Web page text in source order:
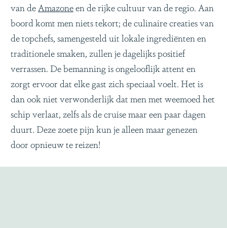
van de Amazoneen de rijke cultuur van de regio. Aan
boord komt men niets tekort; de culinaire creaties van
de topchefs, samengesteld uit lokale ingrediënten en
traditionele smaken, zullen je dagelijks positief
verrassen. De bemanning is ongelooflijk attent en
zorgt ervoor dat elke gast zich speciaal voelt. Het is
dan ook niet verwonderlijk dat men met weemoed het
schip verlaat, zelfs als de cruise maar een paar dagen
duurt. Deze zoete pijn kun je alleen maar genezen
door opnieuw te reizen!